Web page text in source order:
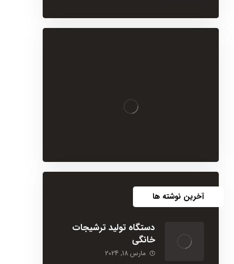
آخرین نوشته ها
دستگاه تولید ترشیجات
خانگی
مارس 18, 2024